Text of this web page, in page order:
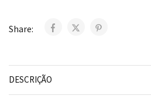
Share:
DESCRIÇÃO